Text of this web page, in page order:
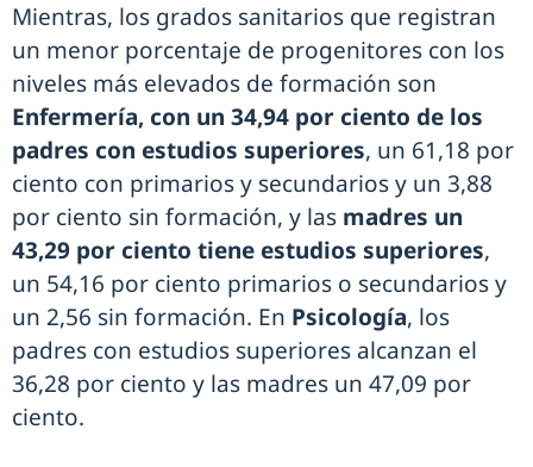
Mientras, los grados sanitarios que registran
un menor porcentaje de progenitores con los
niveles más elevados de formación son
Enfermería, con un 34,94 por ciento de los
padres con estudios superiores, un 61,18 por
ciento con primarios y secundarios y un 3,88
por ciento sin formación, y las madres un
43,29 por ciento tiene estudios superiores,
un 54,16 por ciento primarios o secundarios y
un 2,56 sin formación. En Psicología, los
padres con estudios superiores alcanzan el
36,28 por ciento y las madres un 47,09 por
ciento.